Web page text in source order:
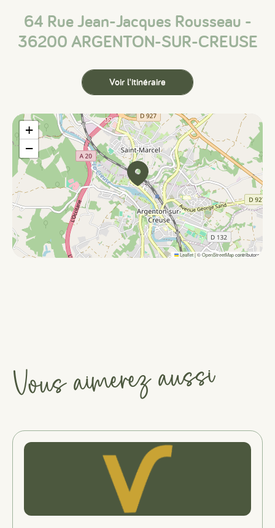
64 Rue Jean-Jacques Rousseau -
36200 ARGENTON-SUR-CREUSE
Voir l'itinéraire
+
−
Leaflet|©OpenStreetMapcontributors
Vous aimerez aussi